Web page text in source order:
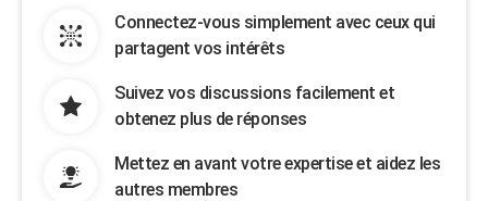
Connectez-vous simplement avec ceux qui
partagent vos intérêts
Suivez vos discussions facilement et
obtenez plus de réponses
Mettez en avant votre expertise et aidez les
autres membres